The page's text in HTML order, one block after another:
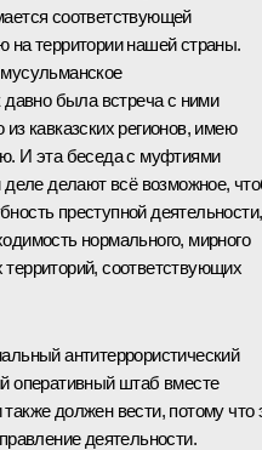
соответствующей
на территории нашей страны.
давно была встречас ними
кавказских регионов, имею
И эта беседа с муфтиями
деле делают всё возможное,
преступной деятельности,
нормального, мирного
соответствующих
антитеррористический
оперативный штаб вместе
должен вести, потому что
деятельности.